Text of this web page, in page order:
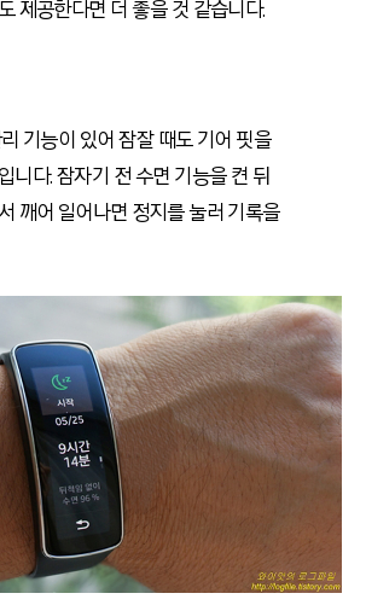
제공한다면 더 좋을 것 같습니다.
기능이 있어 잠잘 때도 기어 핏을
니다. 잠자기 전 수면 기능을 켠 뒤
깨어 일어나면 정지를 눌러 기록을